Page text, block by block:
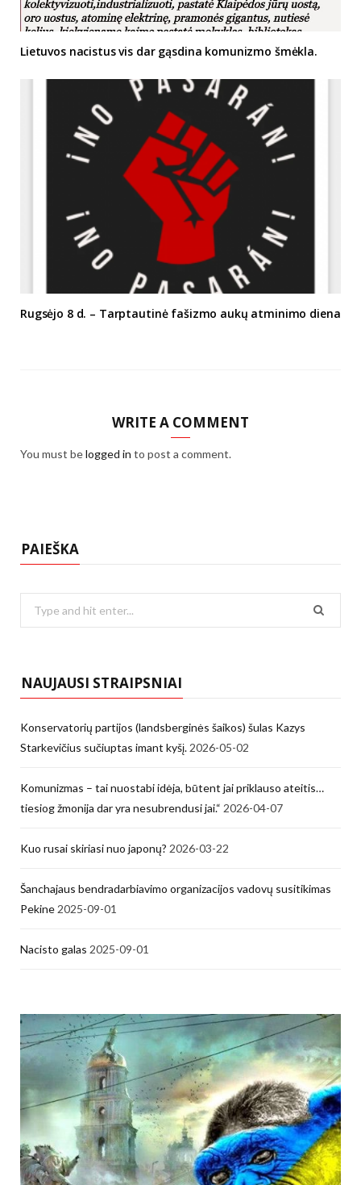
Lietuvos nacistus vis dar gąsdina komunizmo šmėkla.
Rugsėjo 8 d. – Tarptautinė fašizmo aukų atminimo diena
WRITE A COMMENT
You must belogged in to post a comment.
PAIEŠKA
NAUJAUSI STRAIPSNIAI
Konservatorių partijos (landsberginės šaikos) šulas Kazys
Starkevičius sučiuptas imant kyšį. 2026-05-02
Komunizmas – tai nuostabi idėja, būtent jai priklauso ateitis…
tiesiog žmonija dar yra nesubrendusi jai.“ 2026-04-07
Kuo rusai skiriasi nuo japonų? 2026-03-22
Šanchajaus bendradarbiavimo organizacijos vadovų susitikimas
Pekine 2025-09-01
Nacisto galas 2025-09-01